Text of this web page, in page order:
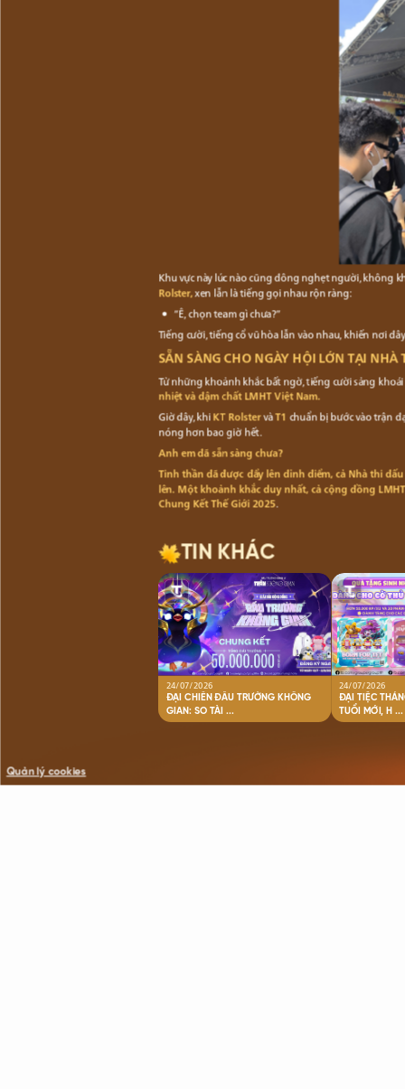
Khu vực này lúc nào cũng đông nghẹt người, không
Rolster,xen lẫn là tiếng gọi nhau rộn ràng:
“Ê, chọn team gì chưa?”
Tiếng cười, tiếng cổ vũ hòa lẫn vào nhau, khiến nơi
SẴN SÀNG CHO NGÀY HỘI LỚN TẠI
Từ những khoảnh khắc bất ngờ, tiếng cười sảng
nhiệt và đậm chất LMHT Việt Nam.
Giờ đây, khiKT RolstervàT1chuẩn bị bước vào trận
nóng hơn bao giờ hết.
Anh em đã sẵn sàng chưa?
Tinh thần đã được đẩy lên đỉnh điểm, cả Nhà thi
lên. Một khoảnh khắc duy nhất, cả cộng đồng
Chung Kết Thế Giới 2025.
TIN KHÁC
24/07/2026
ĐẠI CHIẾN ĐẤU TRƯỜNG KHÔNG
GIAN: SO TÀI ...
24/07/2026
ĐẠI TIỆC
TUỔI MỚI, H ...
Quản lý cookies